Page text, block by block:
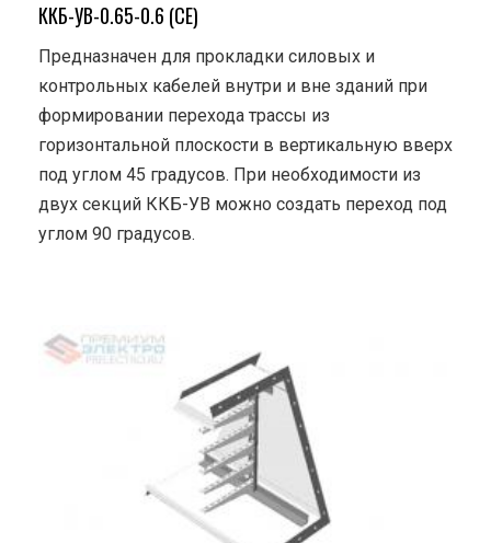
ККБ-УВ-0.65-0.6 (СЕ)
Предназначен для прокладки силовых и
контрольных кабелей внутри и вне зданий при
формировании перехода трассы из
горизонтальной плоскости в вертикальную вверх
под углом 45 градусов. При необходимости из
двух секций ККБ-УВ можно создать переход под
углом 90 градусов.